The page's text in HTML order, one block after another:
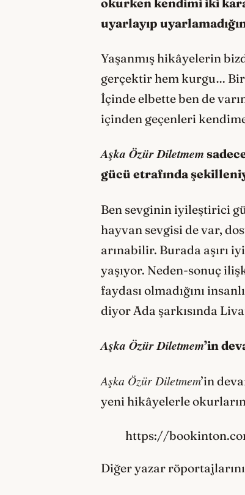
okurken kendimi iki
uyarlayıp
Yaşanmış hikâyelerin
gerçektir hem kurgu…
İçinde elbette ben de
içinden geçenleri
Aşka Özür Diletmem
gücü etrafında
Ben sevginin iyileştirici
hayvan sevgisi de var,
arınabilir. Burada aşırı
yaşıyor. Neden-sonuç
faydası olmadığını
diyor Ada şarkısında
Aşka Özür Diletmem’in
Aşka Özür Diletmem’in
yeni hikâyelerle
https://
Diğer yazar